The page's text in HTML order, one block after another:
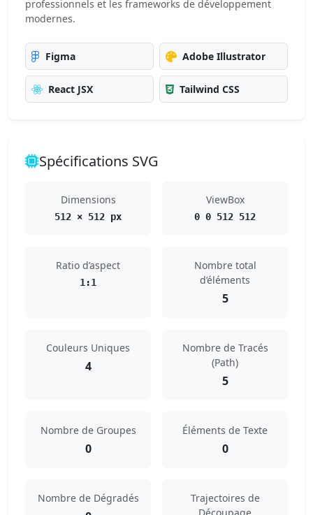
professionnels et les frameworks de développement
modernes.
Figma Adobe Illustrator
React JSX Tailwind CSS
Spécifications SVG
Dimensions
512 × 512 px
ViewBox
0 0 512 512
Ratio d’aspect
1:1
Nombre total
d’éléments
5
Couleurs Uniques
4
Nombre de Tracés
(Path)
5
Nombre de Groupes
0
Éléments de Texte
0
Nombre de Dégradés
Trajectoires de